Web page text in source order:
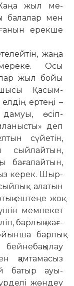
Жаңа жыл ме­
балалар мен
ерекше
жаңа
Осы
жыл бойы
Қасым-
ертеңі –
дамуы, өсіп-
деп
сүйе­тін,
сый­лайтын,
бағалайтын,
керек. Шыр­
алатын
ештеңе жоқ.
мемлекет
барлық жағ­
барлық
қамтамасыз
батыр ауы­
жөндеу